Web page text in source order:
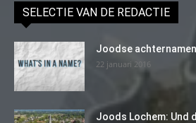
SELECTIE VAN DE REDACTIE
Joodse
22 januari 2016
Joods Lochem: Und